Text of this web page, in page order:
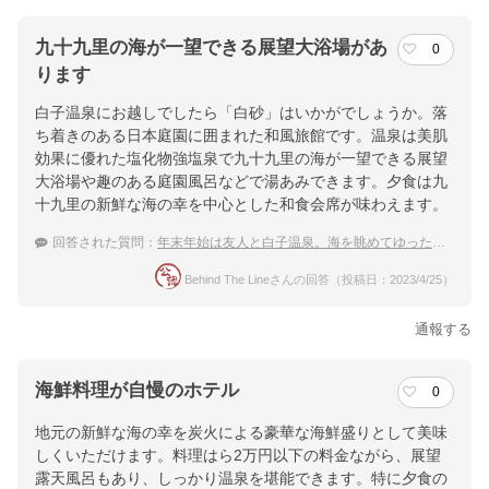
九十九里の海が一望できる展望大浴場があ
ります
0
白子温泉にお越しでしたら「白砂」はいかがでしょうか。落
ち着きのある日本庭園に囲まれた和風旅館です。温泉は美肌
効果に優れた塩化物強塩泉で九十九里の海が一望できる展望
大浴場や趣のある庭園風呂などで湯あみできます。夕食は九
十九里の新鮮な海の幸を中心とした和食会席が味わえます。
回答された質問： 年末年始は友人と白子温泉。海を眺めてゆったり過ごせるおすすめの宿は？
Behind The Lineさんの回答（投稿日：2023/4/25）
通報する
海鮮料理が自慢のホテル 0
地元の新鮮な海の幸を炭火による豪華な海鮮盛りとして美味
しくいただけます。料理はら2万円以下の料金ながら、展望
露天風呂もあり、しっかり温泉を堪能できます。特に夕食の